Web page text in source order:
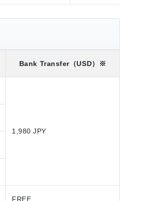
Bank Transfer（USD）※
1,980 JPY
FREE